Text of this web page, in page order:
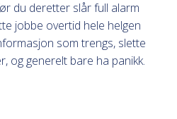
du deretter slår full alarm
jobbe overtid hele helgen
som trengs, slette
og generelt bare ha panikk.